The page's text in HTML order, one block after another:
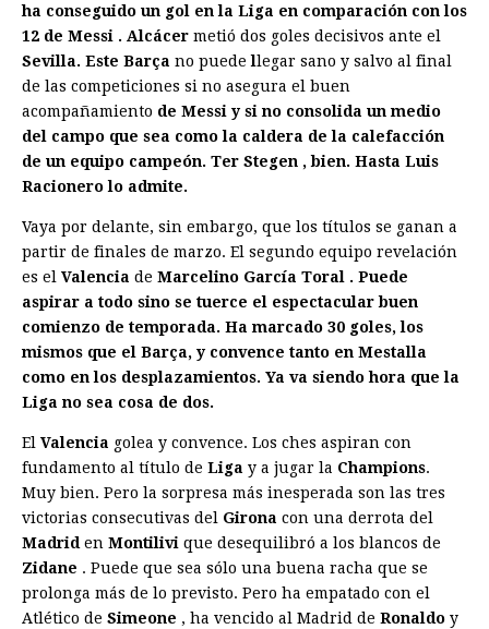
ha conseguido un gol en la Liga en comparación con los
12 de Messi . Alcácer metió dos goles decisivos ante el
Sevilla. Este Barça no puede llegar sano y salvo al final
de las competiciones si no asegura el buen
acompañamiento de Messi y si no consolida un medio
del campo que sea como la caldera de la calefacción
de un equipo campeón. Ter Stegen , bien. Hasta Luis
Racionerolo admite.
Vaya por delante, sin embargo, que los títulos se ganan a
partir de finales de marzo. El segundo equipo revelación
es el Valencia de Marcelino García Toral . Puede
aspirar a todo sino se tuerce el espectacular buen
comienzo de temporada. Ha marcado 30 goles, los
mismos que el Barça, y convence tanto en Mestalla
como en los desplazamientos. Ya va siendo hora que la
Liga no sea cosa de dos.
El Valencia golea y convence. Los ches aspiran con
fundamento al título de Liga y a jugar la Champions.
Muy bien. Pero la sorpresa más inesperada son las tres
victorias consecutivas del Girona con una derrota del
Madrid en Montilivi que desequilibró a los blancos de
Zidane . Puede que sea sólo una buena racha que se
prolonga más de lo previsto. Pero ha empatado con el
Atlético de Simeone , ha vencido al Madrid de Ronaldo y